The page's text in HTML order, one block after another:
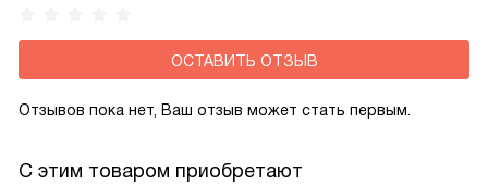
ОСТАВИТЬ ОТЗЫВ
Отзывов пока нет, Ваш отзыв может стать первым.
С этим товаром приобретают